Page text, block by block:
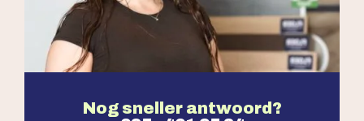
Nog sneller antwoord?